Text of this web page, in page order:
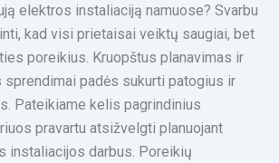
elektros instaliaciją namuose? Svarbu
kad visi prietaisai veiktų saugiai, bet
poreikius. Kruopštus planavimas ir
padės sukurti patogius ir
Pateikiame kelis pagrindinius
pravartu atsižvelgti planuojant
instaliacijos darbus. Poreikių